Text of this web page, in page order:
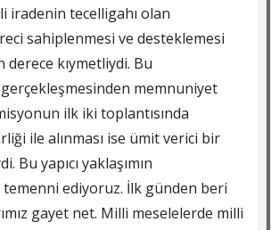
iradenin tecelligahı olan
sahiplenmesi ve desteklemesi
derece kıymetliydi. Bu
memnuniyet
ilk iki toplantısında
ile alınması ise ümit verici bir
Bu yapıcı yaklaşımın
ediyoruz. İlk günden beri
gayet net. Milli meselelerde milli